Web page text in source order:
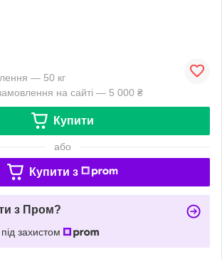
— 50 кг
на сайті — 5 000 ₴
Купити
або
Купити з
з Пром?
захистом